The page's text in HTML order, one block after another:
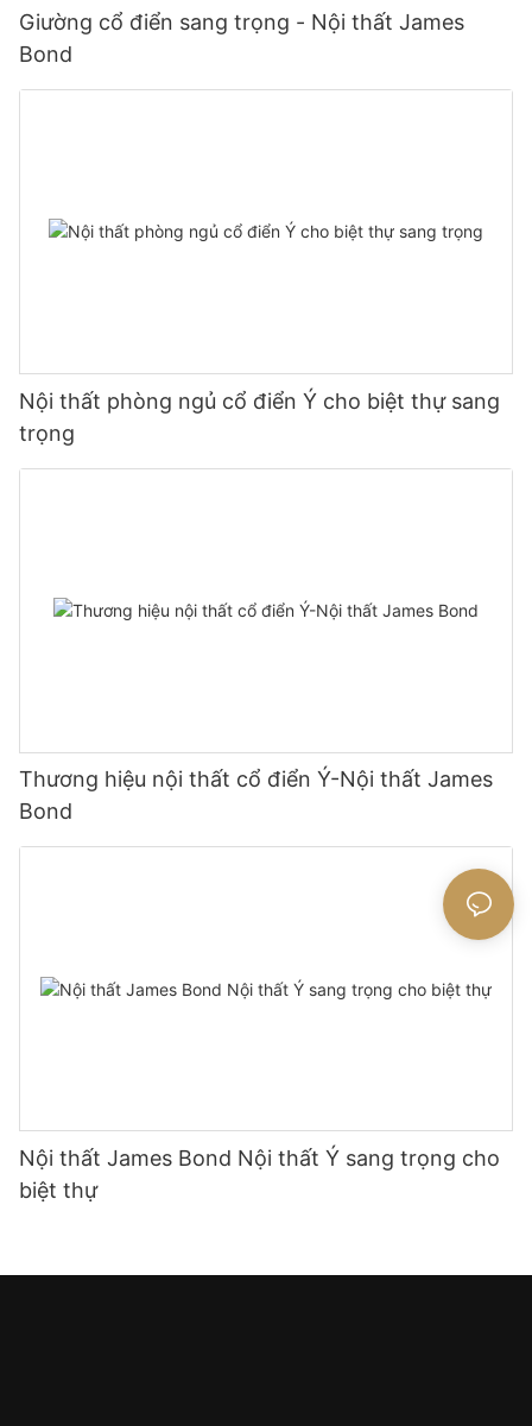
Giường cổ điển sang trọng - Nội thất James
Bond
Nội thất phòng ngủ cổ điển Ý cho biệt thự sang
trọng
Thương hiệu nội thất cổ điển Ý-Nội thất James
Bond
Nội thất James Bond Nội thất Ý sang trọng cho
biệt thự